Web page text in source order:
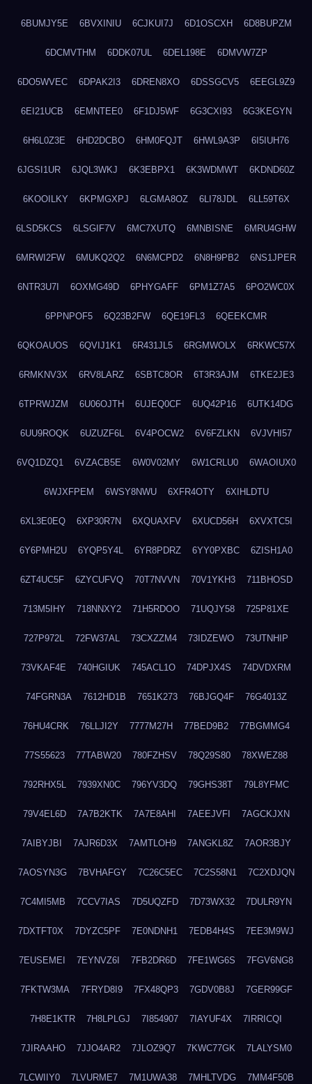
6BUMJY5E 6BVXINIU 6CJKUI7J 6D1OSCXH 6D8BUPZM
6DCMVTHM 6DDK07UL 6DEL198E 6DMVW7ZP
6DO5WVEC 6DPAK2I3 6DREN8XO 6DSSGCV5 6EEGL9Z9
6EI21UCB 6EMNTEE0 6F1DJ5WF 6G3CXI93 6G3KEGYN
6H6L0Z3E 6HD2DCBO 6HM0FQJT 6HWL9A3P 6I5IUH76
6JGSI1UR 6JQL3WKJ 6K3EBPX1 6K3WDMWT 6KDND60Z
6KOOILKY 6KPMGXPJ 6LGMA8OZ 6LI78JDL 6LL59T6X
6LSD5KCS 6LSGIF7V 6MC7XUTQ 6MNBISNE 6MRU4GHW
6MRWI2FW 6MUKQ2Q2 6N6MCPD2 6N8H9PB2 6NS1JPER
6NTR3U7I 6OXMG49D 6PHYGAFF 6PM1Z7A5 6PO2WC0X
6PPNPOF5 6Q23B2FW 6QE19FL3 6QEEKCMR
6QKOAUOS 6QVIJ1K1 6R431JL5 6RGMWOLX 6RKWC57X
6RMKNV3X 6RV8LARZ 6SBTC8OR 6T3R3AJM 6TKE2JE3
6TPRWJZM 6U06OJTH 6UJEQ0CF 6UQ42P16 6UTK14DG
6UU9ROQK 6UZUZF6L 6V4POCW2 6V6FZLKN 6VJVHI57
6VQ1DZQ1 6VZACB5E 6W0V02MY 6W1CRLU0 6WAOIUX0
6WJXFPEM 6WSY8NWU 6XFR4OTY 6XIHLDTU
6XL3E0EQ 6XP30R7N 6XQUAXFV 6XUCD56H 6XVXTC5I
6Y6PMH2U 6YQP5Y4L 6YR8PDRZ 6YY0PXBC 6ZISH1A0
6ZT4UC5F 6ZYCUFVQ 70T7NVVN 70V1YKH3 711BHOSD
713M5IHY 718NNXY2 71H5RDOO 71UQJY58 725P81XE
727P972L 72FW37AL 73CXZZM4 73IDZEWO 73UTNHIP
73VKAF4E 740HGIUK 745ACL1O 74DPJX4S 74DVDXRM
74FGRN3A 7612HD1B 7651K273 76BJGQ4F 76G4013Z
76HU4CRK 76LLJI2Y 7777M27H 77BED9B2 77BGMMG4
77S55623 77TABW20 780FZHSV 78Q29S80 78XWEZ88
792RHX5L 7939XN0C 796YV3DQ 79GHS38T 79L8YFMC
79V4EL6D 7A7B2KTK 7A7E8AHI 7AEEJVFI 7AGCKJXN
7AIBYJBI 7AJR6D3X 7AMTLOH9 7ANGKL8Z 7AOR3BJY
7AOSYN3G 7BVHAFGY 7C26C5EC 7C2S58N1 7C2XDJQN
7C4MI5MB 7CCV7IAS 7D5UQZFD 7D73WX32 7DULR9YN
7DXTFT0X 7DYZC5PF 7E0NDNH1 7EDB4H4S 7EE3M9WJ
7EUSEMEI 7EYNVZ6I 7FB2DR6D 7FE1WG6S 7FGV6NG8
7FKTW3MA 7FRYD8I9 7FX48QP3 7GDV0B8J 7GER99GF
7H8E1KTR 7H8LPLGJ 7I854907 7IAYUF4X 7IRRICQI
7JIRAAHO 7JJO4AR2 7JLOZ9Q7 7KWC77GK 7LALYSM0
7LCWIIY0 7LVURME7 7M1UWA38 7MHLTVDG 7MM4F50B